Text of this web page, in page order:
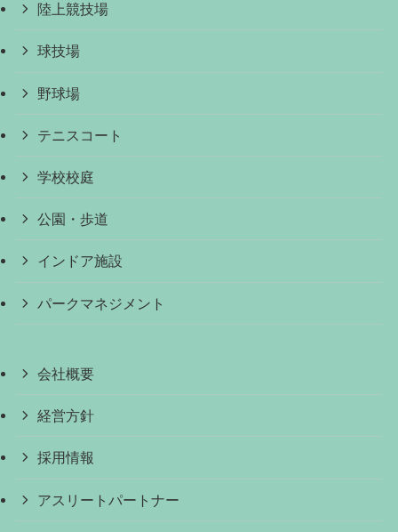
陸上競技場
球技場
野球場
テニスコート
学校校庭
公園・歩道
インドア施設
パークマネジメント
会社概要
経営方針
採用情報
アスリートパートナー